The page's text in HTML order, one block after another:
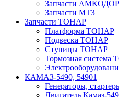
Запчасти АМКОДОР
Запчасти МТЗ
Запчасти ТОНАР
Платформа ТОНАР
Подвеска ТОНАР
Ступицы ТОНАР
Тормозная
КАМАЗ-5490, 54901
Генераторы,
Двигатель Камаз-